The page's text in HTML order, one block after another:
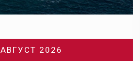
АВГУСТ 2026